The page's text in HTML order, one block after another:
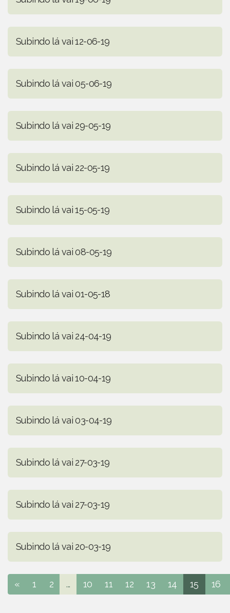
Subindo lá vai 12-06-19
Subindo lá vai 05-06-19
Subindo lá vai 29-05-19
Subindo lá vai 22-05-19
Subindo lá vai 15-05-19
Subindo lá vai 08-05-19
Subindo lá vai 01-05-18
Subindo lá vai 24-04-19
Subindo lá vai 10-04-19
Subindo lá vai 03-04-19
Subindo lá vai 27-03-19
Subindo lá vai 27-03-19
Subindo lá vai 20-03-19
« 1 2 ... 10 11 12 13 14 15 16